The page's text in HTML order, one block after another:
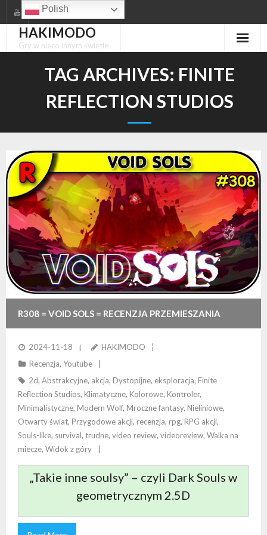
to
contentHAKIMODO
Gry w nieco innym świetle
TAG ARCHIVES: FINITE
REFLECTION STUDIOS
R308 = VOID SOLS = RECENZJA PRZEMIESZANIA
ZRĘCZNOŚCIÓWKI I EKSPLORACJI „W STYLU
2024-11-18
HAKIMODO
Recenzja, Youtube
2d, Abstrakcyjne, akcja, Dystopijne, eksploracja, Finite
Reflection Studios, Klimatyczne, Kolorowe, Kontroler,
Minimalistyczne, Modern Wolf, Mroczne fantasy, Nieliniowe,
Otwarty świat, Przygodowe akcji, recenzja, rpg, RPG akcji,
Souls-like, survival, trudne, video review, videoreview, Walka na
miecze, Widok z góry
„Takie inne soulsy” – czyli Dark Souls w
geometrycznym 2.5D
Polish